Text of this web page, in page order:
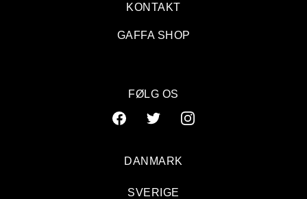
KONTAKT
GAFFA SHOP
FØLG OS
DANMARK
SVERIGE